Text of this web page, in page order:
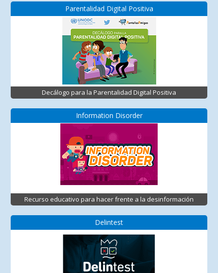
Parentalidad Digital Positiva
Decálogo para la Parentalidad Digital Positiva
Information Disorder
Recurso educativo para hacer frente a la desinformación
Delintest